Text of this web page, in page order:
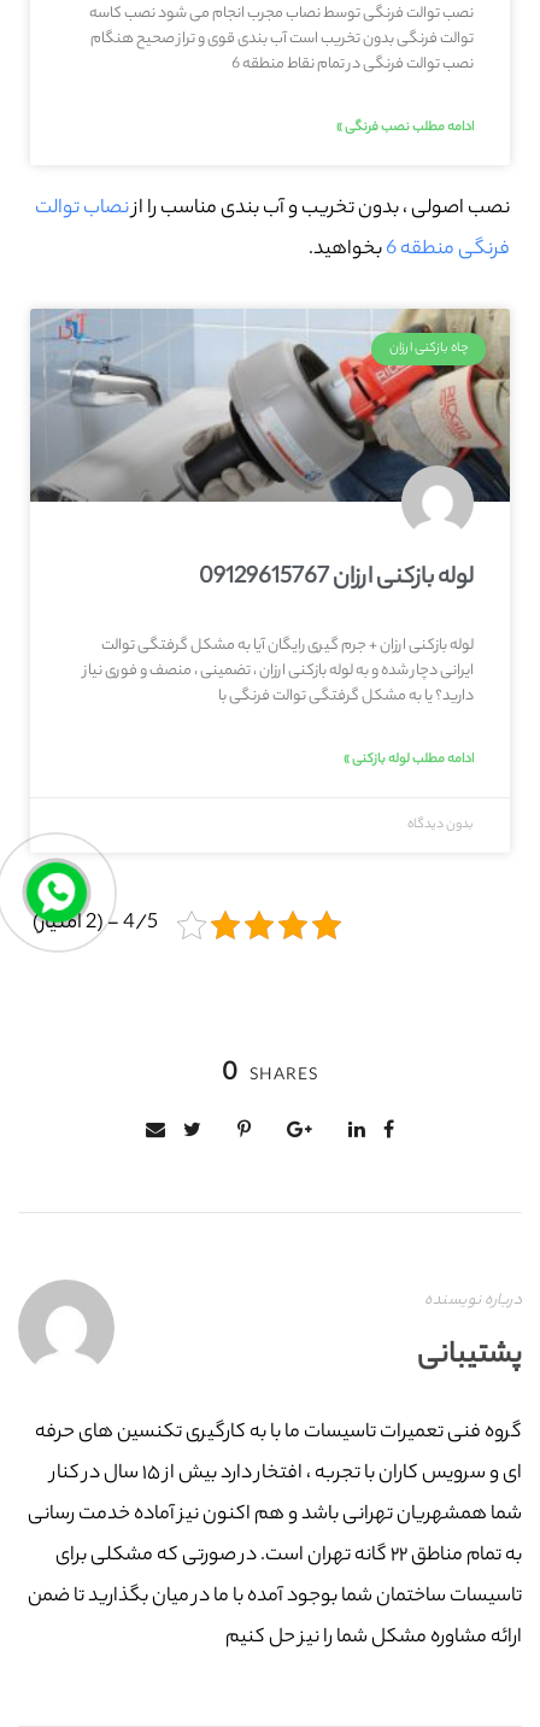
نصب توالت فرنگی توسط نصاب مجرب انجام می شود نصب کاسه
توالت فرنگی بدون تخریب است آب بندی قوی و تراز صحیح هنگام
نصب توالت فرنگی در تمام نقاط منطقه 6
ادامه مطلب نصب فرنگی »
نصب اصولی ، بدون تخریب و آب بندی مناسب را ازنصاب توالت
فرنگی منطقه 6 بخواهید.
چاه بازکنی ارزان
لوله بازکنی ارزان 09129615767
لوله بازکنی ارزان + جرم گیری رایگان آیا به مشکل گرفتگی توالت
ایرانی دچار شده و به لوله بازکنی ارزان ، تضمینی ، منصف و فوری نیاز
دارید؟ یا به مشکل گرفتگی توالت فرنگی با
ادامه مطلب لوله بازکنی »
بدون دیدگاه
4/5 - (2 امتیاز)
0 SHARES
درباره نویسنده
پشتیبانی
گروه فنی تعمیرات تاسیسات ما با به‌ کارگیری تکنسین های حرفه
ای و سرویس کاران با تجربه ، افتخار دارد بیش از ۱۵ سال در کنار
شما همشهریان تهرانی باشد و هم اکنون نیز آماده خدمت رسانی
به تمام مناطق ۲۲ گانه تهران است. در صورتی که مشکلی برای
تاسیسات ساختمان شما بوجود آمده با ما در میان بگذارید تا ضمن
ارائه مشاوره مشکل شما را نیز حل کنیم